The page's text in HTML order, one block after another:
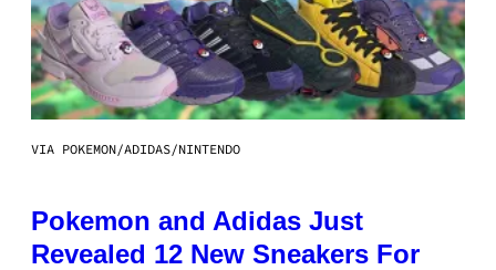
VIA POKEMON/ADIDAS/NINTENDO
Pokemon and Adidas Just
Revealed 12 New Sneakers For